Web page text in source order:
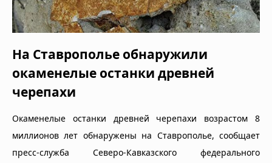
На Ставрополье обнаружили
окаменелые останки древней
черепахи
Окаменелые останки древней черепахи возрастом 8
миллионов лет обнаружены на Ставрополье, сообщает
пресс-служба Северо-Кавказского федерального